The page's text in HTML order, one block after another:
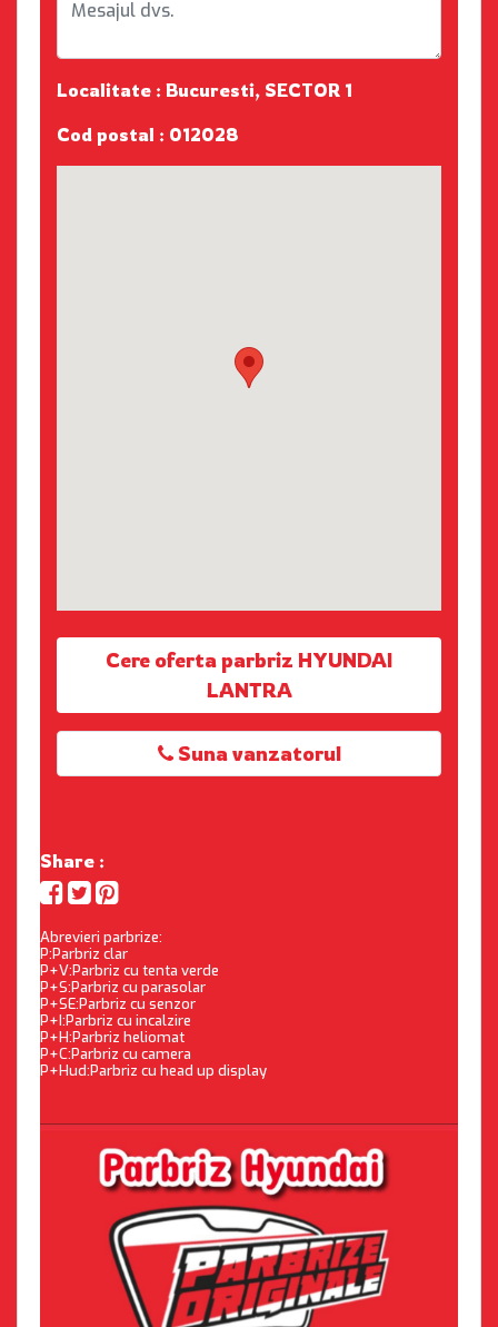
Localitate : Bucuresti, SECTOR 1
Cod postal : 012028
Cere oferta parbriz HYUNDAI
LANTRA
Suna vanzatorul
Share :
Abrevieri parbrize:
P:Parbriz clar
P+V:Parbriz cu tenta verde
P+S:Parbriz cu parasolar
P+SE:Parbriz cu senzor
P+I:Parbriz cu incalzire
P+H:Parbriz heliomat
P+C:Parbriz cu camera
P+Hud:Parbriz cu head up display